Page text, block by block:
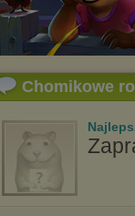
Chomikowe